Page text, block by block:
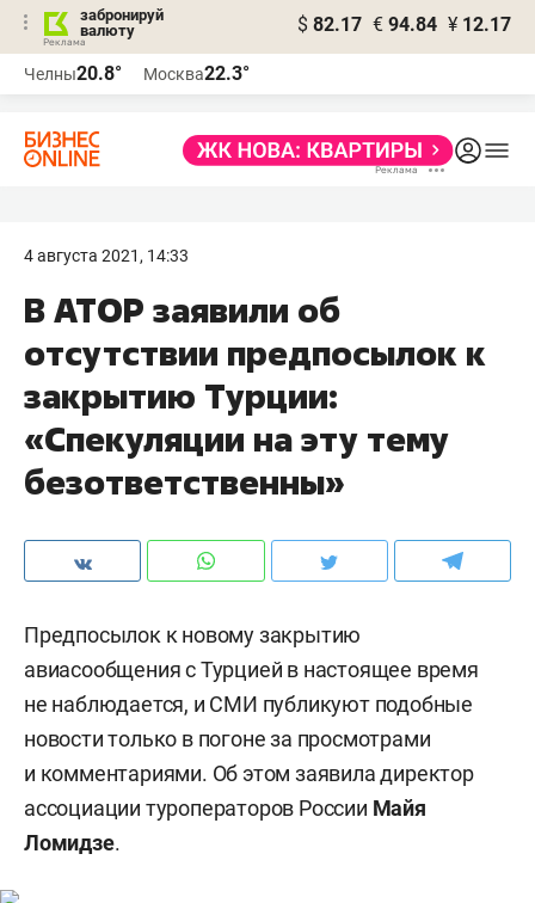
забронируй
валюту
$ 82.17 € 94.84 ¥ 12.17
Челны20.8° Москва22.3°
4 августа 2021, 14:33
В АТОР заявили об
отсутствии предпосылок к
закрытию Турции:
«Спекуляции на эту тему
безответственны»
Предпосылок к новому закрытию
авиасообщения с Турцией в настоящее время
не наблюдается, и СМИ публикуют подобные
новости только в погоне за просмотрами
и комментариями. Об этом заявила директор
ассоциации туроператоров России Майя
Ломидзе.